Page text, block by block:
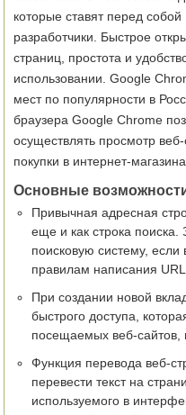
которые ставят перед собой
разработчики. Быстрое
страниц, простота и
использовании. Google
мест по популярности в
браузера Google Chrome
осуществлять просмотр
покупки в интернет-
Основные
Привычная адресная
еще и как строка
поисковую систему, если
правилам написания URL.
При создании новой
быстрого доступа,
посещаемых веб-сайтов,
Функция перевода веб-
перевести текст на
используемого в